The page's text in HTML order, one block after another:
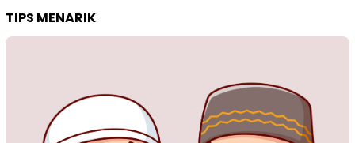
TIPS MENARIK